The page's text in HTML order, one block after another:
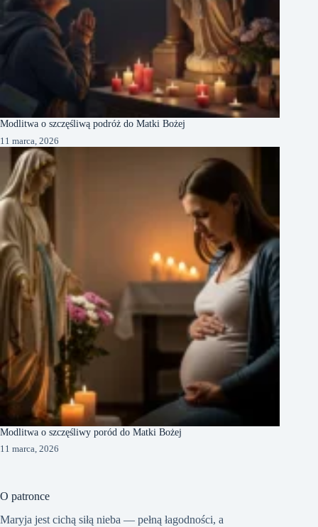
Modlitwa o szczęśliwą podróż do Matki Bożej
11 marca, 2026
Modlitwa o szczęśliwy poród do Matki Bożej
11 marca, 2026
O patronce
Maryja jest cichą siłą nieba — pełną łagodności, a